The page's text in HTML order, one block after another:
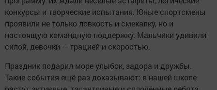
конкурсы и творческие испытания. Юные спортсмены
проявили не только ловкость и смекалку, но и
настоящую командную поддержку. Мальчики удивили
силой, девочки — грацией и скоростью.
Праздник подарил море улыбок, задора и дружбы.
Такие события ещё раз доказывают: в нашей школе